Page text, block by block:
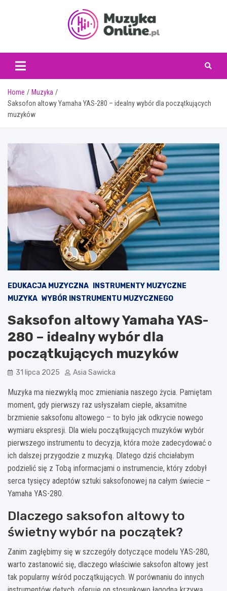
muzykaonline.pl
Home
Muzyka
Saksofon altowy Yamaha YAS-280 – idealny wybór dla początkujących
muzyków
EDUKACJA MUZYCZNA
INSTRUMENTY MUZYCZNE
MUZYKA WYBÓR INSTRUMENTU MUZYCZNEGO
Saksofon altowy Yamaha YAS-
280 – idealny wybór dla
początkujących muzyków
31 lipca 2025 Asia Sawicka
Muzyka ma niezwykłą moc zmieniania naszego życia. Pamiętam
moment, gdy pierwszy raz usłyszałam ciepłe, aksamitne
brzmienie saksofonu altowego – to było jak odkrycie nowego
wymiaru ekspresji. Dla wielu początkujących muzyków wybór
pierwszego instrumentu to decyzja, która może zadecydować o
ich dalszej przygodzie z muzyką. Dlatego dziś chciałabym
podzielić się z Tobą informacjami o instrumencie, który zdobył
serca tysięcy adeptów sztuki saksofonowej na całym świecie –
Yamaha YAS-280.
Dlaczego saksofon altowy to
świetny wybór na początek?
Zanim zagłębimy się w szczegóły dotyczące modelu YAS-280,
warto zastanowić się, dlaczego właściwie saksofon altowy jest
tak popularny wśród początkujących. W porównaniu do innych